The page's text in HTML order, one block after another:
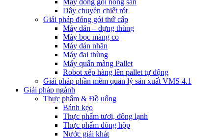
Máy đóng gói nông sản
Dây chuyền chiết rót
Giải pháp đóng gói thứ cấp
Máy dán – dựng thùng
Máy bọc màng co
Máy dán nhãn
Máy đai thùng
Máy quấn màng Pallet
Robot xếp hàng lên pallet tự động
Giải pháp phần mềm quản lý sản xuất VMS 4.1
Giải pháp ngành
Thực phẩm & Đồ uống
Bánh kẹo
Thực phẩm tươi, đông lạnh
Thực phẩm đóng hộp
Nước giải khát